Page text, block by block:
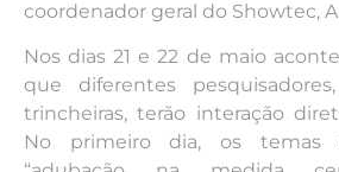
coordenador geral do Showtec,
Nos dias 21 e 22 de maio
que diferentes
trincheiras, terão interação
No primeiro dia, os temas